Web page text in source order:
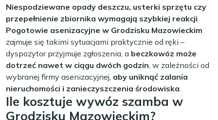
Niespodziewane opady deszczu, usterki sprzętu czy
przepełnienie zbiornika wymagają szybkiej reakcji.
Pogotowie asenizacyjne w Grodzisku Mazowieckim
zajmuje się takimi sytuacjami praktycznie od ręki –
dyspozytor przyjmuje zgłoszenia, a beczkowóz może
dotrzeć nawet w ciągu dwóch godzin, w zależności od
wybranej firmy asenizacyjnej, aby uniknąć zalania
nieruchomości i zanieczyszczenia środowiska.
Ile kosztuje wywóz szamba w
Grodzisku Mazowieckim?